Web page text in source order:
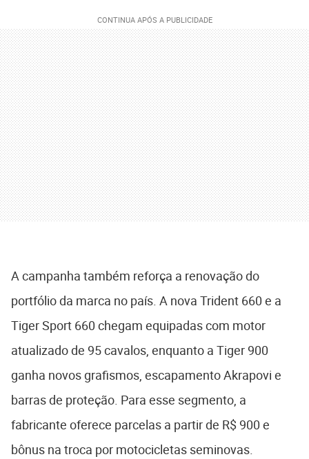
A campanha também reforça a renovação do
portfólio da marca no país. A nova Trident 660 e a
Tiger Sport 660 chegam equipadas com motor
atualizado de 95 cavalos, enquanto a Tiger 900
ganha novos grafismos, escapamento Akrapovi e
barras de proteção. Para esse segmento, a
fabricante oferece parcelas a partir de R$ 900 e
bônus na troca por motocicletas seminovas.